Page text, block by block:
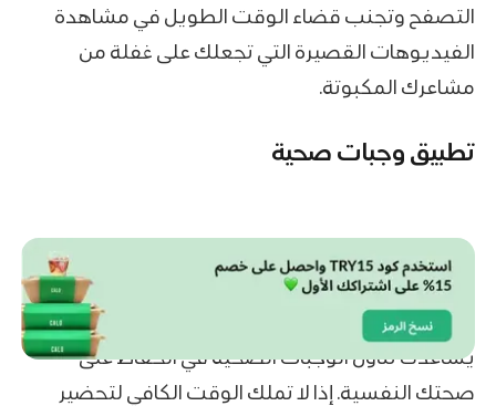
التصفح وتجنب قضاء الوقت الطويل في مشاهدة
الفيديوهات القصيرة التي تجعلك على غفلة من
مشاعرك المكبوتة.
تطبيق وجبات صحية
يساعدك تناول الوجبات الصحية في الحفاظ على
صحتك النفسية. إذا لا تملك الوقت الكافي لتحضير